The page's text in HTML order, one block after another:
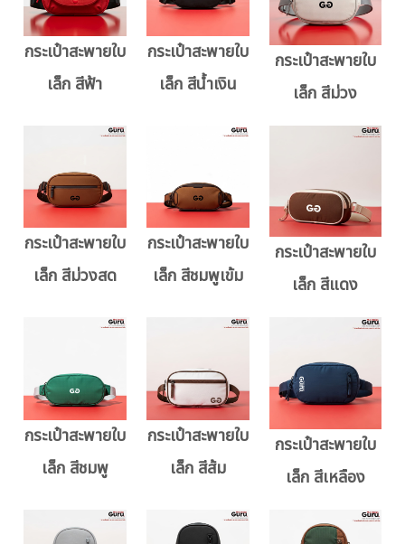
กระเป๋าสะพายใบ
เล็ก สีฟ้า
กระเป๋าสะพายใบ
เล็ก สีน้ำเงิน
กระเป๋าสะพายใบ
เล็ก สีม่วง
กระเป๋าสะพายใบ
เล็ก สีม่วงสด
กระเป๋าสะพายใบ
เล็ก สีชมพูเข้ม
กระเป๋าสะพายใบ
เล็ก สีแดง
กระเป๋าสะพายใบ
เล็ก สีชมพู
กระเป๋าสะพายใบ
เล็ก สีส้ม
กระเป๋าสะพายใบ
เล็ก สีเหลือง